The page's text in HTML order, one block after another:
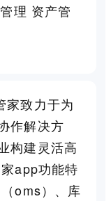
理 资产管
家致力于为
作解决方
构建灵活高
app功能特
oms）、库